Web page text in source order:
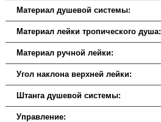
Материал душевой системы:
Материал лейки тропического душа:
Материал ручной лейки:
Угол наклона верхней лейки:
Штанга душевой системы:
Управление: